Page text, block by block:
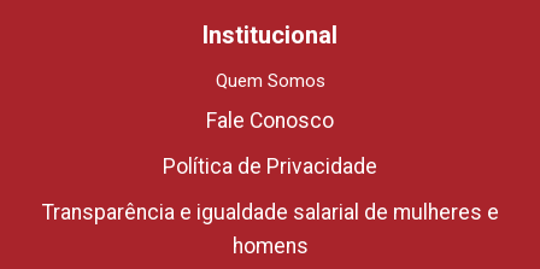
Institucional
Quem Somos
Fale Conosco
Política de Privacidade
Transparência e igualdade salarial de mulheres e
homens